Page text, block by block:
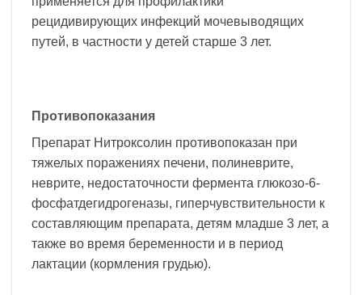
рецидивирующих инфекций мочевыводящих
путей, в частности у детей старше 3 лет.
Противопоказания
Препарат Нитроксолин противопоказан при
тяжелых поражениях печени, полиневрите,
неврите, недостаточности фермента глюкозо-6-
фосфатдегидрогеназы, гиперчувствительности к
составляющим препарата, детям младше 3 лет, а
также во время беременности и в период
лактации (кормления грудью).